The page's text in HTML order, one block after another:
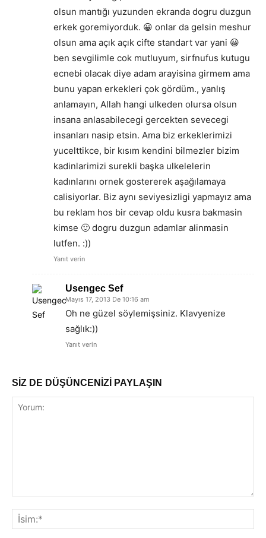
olsun mantığı yuzunden ekranda dogru duzgun
erkek goremiyorduk. 😀 onlar da gelsin meshur
olsun ama açık açık cifte standart var yani 😀
ben sevgilimle cok mutluyum, sirfnufus kutugu
ecnebi olacak diye adam arayisina girmem ama
bunu yapan erkekleri çok gördüm., yanlış
anlamayın, Allah hangi ulkeden olursa olsun
insana anlasabilecegi gercekten sevecegi
insanları nasip etsin. Ama biz erkeklerimizi
yucelttikce, bir kısım kendini bilmezler bizim
kadinlarimizi surekli başka ulkelelerin
kadınlarını ornek gostererek aşağılamaya
calisiyorlar. Biz aynı seviyesizligi yapmayız ama
bu reklam hos bir cevap oldu kusra bakmasin
kimse 🙂 dogru duzgun adamlar alinmasin
lutfen. :))
Yanıt verin
Usengec Sef
Mayıs 17, 2013 De 10:16 am
Oh ne güzel söylemişsiniz. Klavyenize
sağlık:))
Yanıt verin
SİZ DE DÜŞÜNCENİZİ PAYLAŞIN